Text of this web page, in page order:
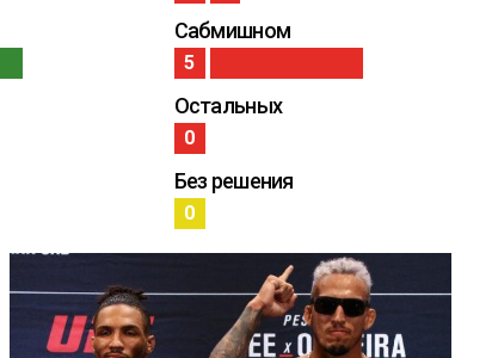
Сабмишном
5
Остальных
0
Без решения
0